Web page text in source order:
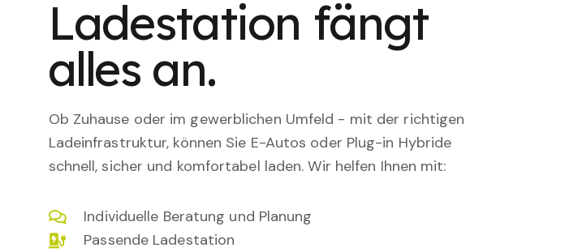
Ladestation fängt
alles an.
Ob Zuhause oder im gewerblichen Umfeld - mit der richtigen
Ladeinfrastruktur, können Sie E-Autos oder Plug-in Hybride
schnell, sicher und komfortabel laden. Wir helfen Ihnen mit:
Individuelle Beratung und Planung
Passende Ladestation